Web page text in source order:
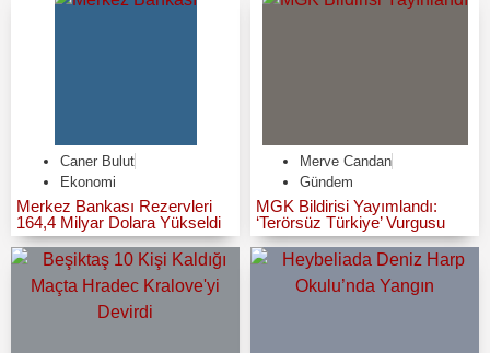
Caner Bulut
Ekonomi
Merkez Bankası Rezervleri
164,4 Milyar Dolara Yükseldi
Merve Candan
Gündem
MGK Bildirisi Yayımlandı:
‘Terörsüz Türkiye’ Vurgusu